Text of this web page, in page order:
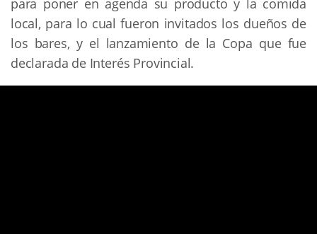
para poner en agenda su producto y la comida
local, para lo cual fueron invitados los dueños de
los bares, y el lanzamiento de la Copa que fue
declarada de Interés Provincial.